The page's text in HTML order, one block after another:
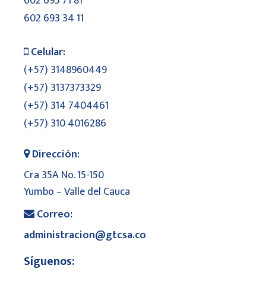
602 693 34 11
Celular:
(+57) 3148960449
(+57) 3137373329
(+57) 314 7404461
(+57) 310 4016286
Dirección:
Cra 35A No. 15-150
Yumbo – Valle del Cauca
Correo:
administracion@gtcsa.co
Síguenos: